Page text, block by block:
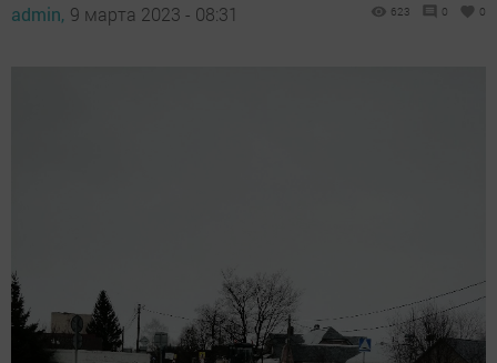
admin, 9 марта 2023 - 08:31 623 0 0